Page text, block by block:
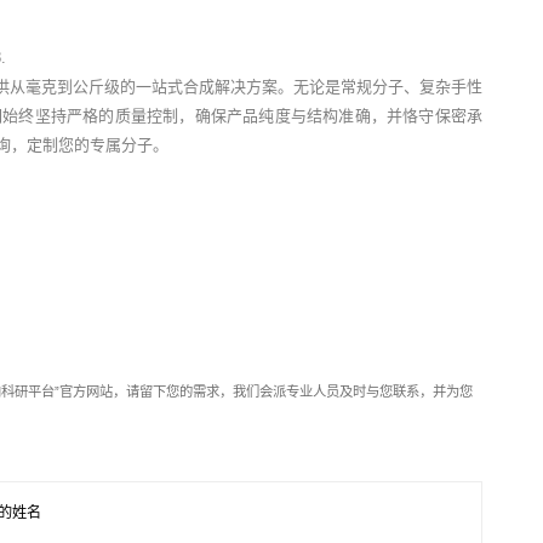
毫克到公斤级的一站式合成解决方案。无论是常规分子、复杂手性
终坚持严格的质量控制，确保产品纯度与结构准确，并恪守保密承
定制您的专属分子。
研平台”官方网站，请留下您的需求，我们会派专业人员及时与您联系，并为您
姓名